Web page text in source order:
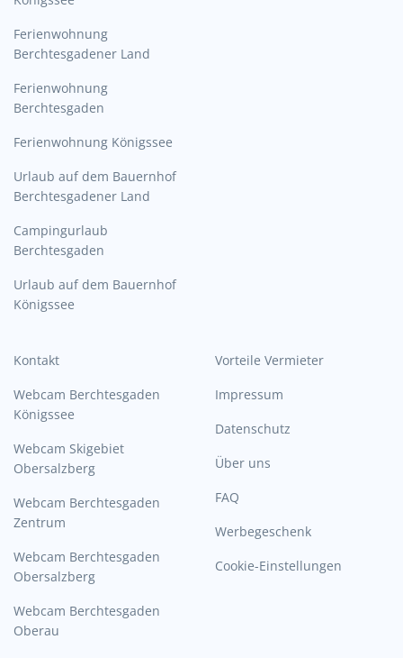
Ferienwohnung
Berchtesgadener Land
Ferienwohnung
Berchtesgaden
Ferienwohnung Königssee
Urlaub auf dem Bauernhof
Berchtesgadener Land
Campingurlaub
Berchtesgaden
Urlaub auf dem Bauernhof
Königssee
Kontakt
Webcam Berchtesgaden
Königssee
Webcam Skigebiet
Obersalzberg
Webcam Berchtesgaden
Zentrum
Webcam Berchtesgaden
Obersalzberg
Webcam Berchtesgaden
Oberau
Vorteile Vermieter
Impressum
Datenschutz
Über uns
FAQ
Werbegeschenk
Cookie-Einstellungen